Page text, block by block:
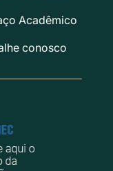
Acadêmico
conosco